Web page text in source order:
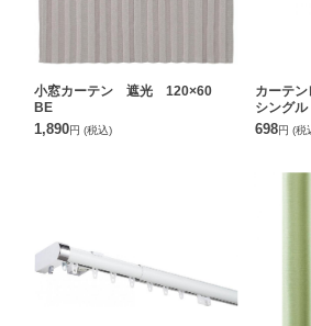
小窓カーテン 遮光 120×60
BE
1,890円 (税込)
カーテ
シング
698円 (税